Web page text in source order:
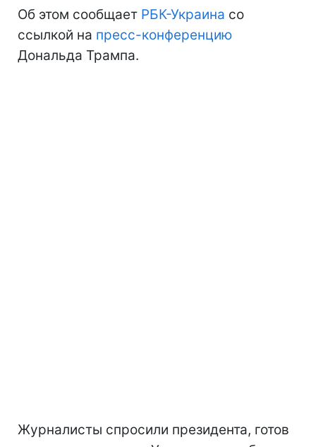
Об этом сообщает РБК-Украина со
ссылкой на пресс-конференцию
Дональда Трампа.
Журналисты спросили президента, готов